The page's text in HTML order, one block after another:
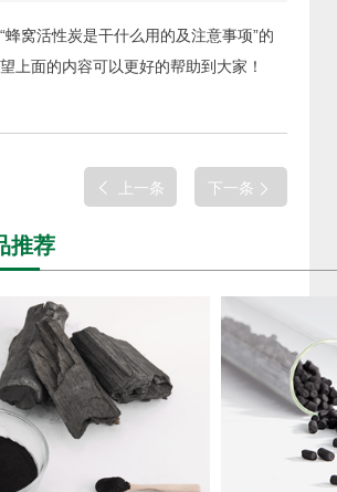
“蜂窝活性炭是干什么用的及注意事项”的
上面的内容可以更好的帮助到大家！
上一条 下一条
推荐